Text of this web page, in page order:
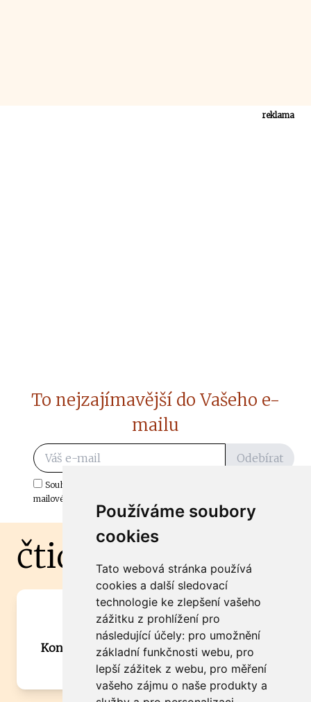
Používáme soubory
cookies
Tato webová stránka používá
cookies a další sledovací
technologie ke zlepšení vašeho
zážitku z prohlížení pro
následující účely: pro umožnění
základní funkčnosti webu, pro
lepší zážitek z webu, pro měření
vašeho zájmu o naše produkty a
reklama
To nejzajímavější do Vašeho e-
mailu
Odebírat
Souhlasím s odběrem důležitých zpráv ze ČtiDoma.cz do mé e-
mailové schránky.
čtidoma.cz
Máte zajímavou informaci? Chcete
spolupracovat?
Kontaktujte šéfredaktora Martina Chalupu:
chalupa@ctidoma.cz